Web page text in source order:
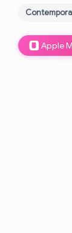
Apple